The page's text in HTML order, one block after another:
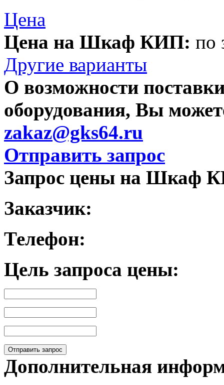
Цена
Цена на Шкаф КИП: по
Другие варианты
О возможности
оборудования, Вы
zakaz@gks64.ru
Отправить запрос
Запрос цены на Шкаф
Заказчик:
Телефон:
Цель запроса цены:
Отправить запрос
Дополнительная